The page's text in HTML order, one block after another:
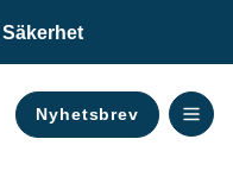
Nyhetsbrev